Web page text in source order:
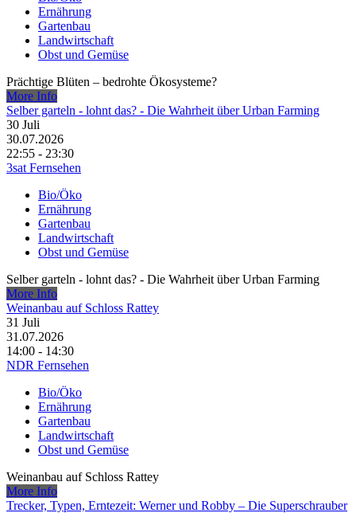
Ernährung
Gartenbau
Landwirtschaft
Obst und Gemüse
Prächtige Blüten – bedrohte Ökosysteme?
More Info
Selber garteln - lohnt das? - Die Wahrheit über Urban Farming
30 Juli
30.07.2026
22:55 - 23:30
3sat Fernsehen
Bio/Öko
Ernährung
Gartenbau
Landwirtschaft
Obst und Gemüse
Selber garteln - lohnt das? - Die Wahrheit über Urban Farming
More Info
Weinanbau auf Schloss Rattey
31 Juli
31.07.2026
14:00 - 14:30
NDR Fernsehen
Bio/Öko
Ernährung
Gartenbau
Landwirtschaft
Obst und Gemüse
Weinanbau auf Schloss Rattey
More Info
Trecker, Typen, Erntezeit: Werner und Robby – Die Superschrauber